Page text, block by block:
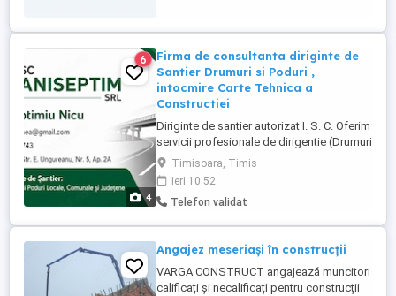
4
6
Firma de consultanta diriginte de
Santier Drumuri si Poduri ,
intocmire Carte Tehnica a
Constructiei
Diriginte de santier autorizat I. S. C. Oferim
servicii profesionale de dirigentie (Drumuri
si Poduri) Consultanta in domeniul: 3.2 ;3.3
-Oferim servicii profesionale de Dirigentie
si Consultanta in domeniul : Drumuri si
Poduri Judetente Drumuri si Poduri
Timisoara, Timis
ieri 10:52
Telefon validat
Angajez meseriași în construcții
VARGA CONSTRUCT angajează muncitori
calificați și necalificați pentru construcții